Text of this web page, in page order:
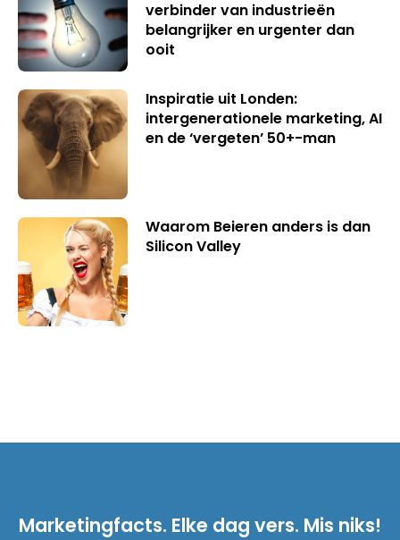
verbinder van industrieën
belangrijker en urgenter dan
ooit
Inspiratie uit Londen:
intergenerationele marketing, AI
en de ‘vergeten’ 50+-man
Waarom Beieren anders is dan
Silicon Valley
Marketingfacts. Elke dag vers. Mis niks!